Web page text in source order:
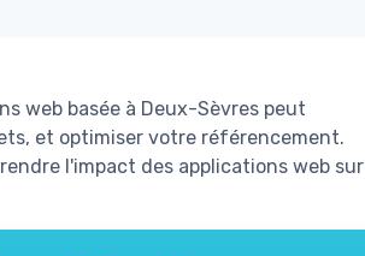
web basée à Deux-Sèvres peut
et optimiser votre référencement.
l'impact des applications web sur